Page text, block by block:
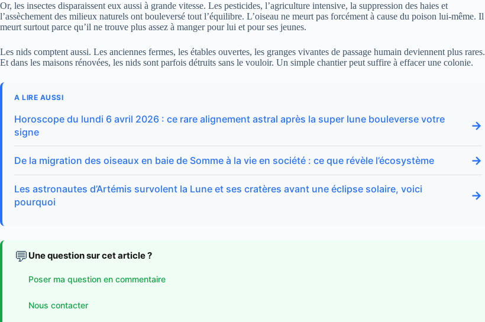
Or, les insectes disparaissent eux aussi à grande vitesse. Les pesticides, l’agriculture intensive, la suppression des haies et
l’assèchement des milieux naturels ont bouleversé tout l’équilibre. L’oiseau ne meurt pas forcément à cause du poison lui-même. Il
meurt surtout parce qu’il ne trouve plus assez à manger pour lui et pour ses jeunes.
Les nids comptent aussi. Les anciennes fermes, les étables ouvertes, les granges vivantes de passage humain deviennent plus rares.
Et dans les maisons rénovées, les nids sont parfois détruits sans le vouloir. Un simple chantier peut suffire à effacer une colonie.
A LIRE AUSSI
Horoscope du lundi 6 avril 2026 : ce rare alignement astral après la super lune bouleverse votre
signe
→
De la migration des oiseaux en baie de Somme à la vie en société : ce que révèle l’écosystème →
Les astronautes d’Artémis survolent la Lune et ses cratères avant une éclipse solaire, voici
pourquoi
→
💬 Une question sur cet article ?
Poser ma question en commentaire
Nous contacter